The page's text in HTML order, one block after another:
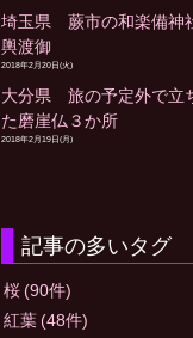
埼玉県 蕨市の和楽備神
輿渡御
2018年2月20日(火)
大分県 旅の予定外で立
た磨崖仏３か所
2018年2月19日(月)
記事の多いタグ
桜 (90件)
紅葉 (48件)